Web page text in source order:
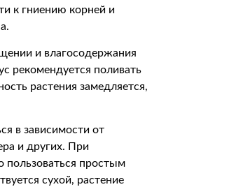
к гниению корней и
и влагосодержания
рекомендуется поливать
растения замедляется,
в зависимости от
и других. При
пользоваться простым
сухой, растение